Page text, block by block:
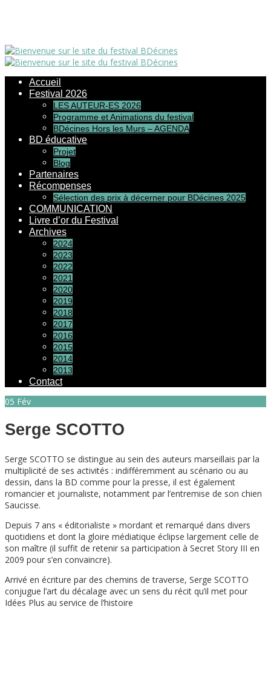
Accueil
Festival 2026
LES AUTEUR-ES 2026
Programme et Animations du festival
BDécines Hors les Murs – AGENDA
BD éducative
Projet
Blog
Partenaires
Récompenses
Sélection des prix à décerner pour BDécines 2025
COMMUNICATION
Livre d’or du Festival
Archives
2024
2023
2022
2021
2020
2019
2018
2017
2016
2015
2014
2013
Contact
05 Fév
Serge SCOTTO
Serge SCOTTO se distingue au sein des auteurs marseillais par la
multiplicité de ses activités : indifféremment au scénario ou au
dessin, dans la BD comme pour la presse, il est également
romancier et journaliste, notamment par l’entremise de son chien
Saucisse.
Depuis 7 ans « éditorialiste » mordant et remarqué dans divers
quotidiens et dont la gloire médiatique éclipse largement celle de
son maître (il suffit de retenir sa participation à Secret Story III en
2009 pour s’en convaincre).
Arrivé en écriture par des chemins de traverse, Serge SCOTTO
conjugue l’art du décalage avec un sens du récit qu’il met pour
Idées Plus au service de l’histoire